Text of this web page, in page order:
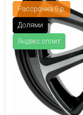
Рассрочка 0 р.
Долями
Яндекс.сплит